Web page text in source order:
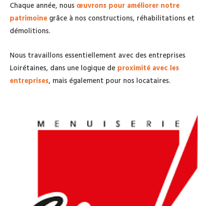
Chaque année, nous œuvrons pour améliorer notre
patrimoine grâce à nos constructions, réhabilitations et
démolitions.
Nous travaillons essentiellement avec des entreprises
Loirétaines, dans une logique de proximité avec les
entreprises, mais également pour nos locataires.